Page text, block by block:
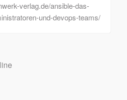
verlag.de/ansible-das-
und-devops-teams/